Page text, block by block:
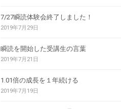
7/27瞬読体験会終了しました！
2019年7月29日
瞬読を開始した受講生の言葉
2019年7月21日
1.01倍の成長を１年続ける
2019年7月19日